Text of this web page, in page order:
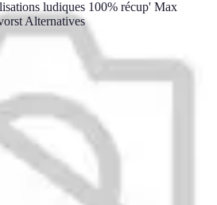
les tonersAvantages des toners